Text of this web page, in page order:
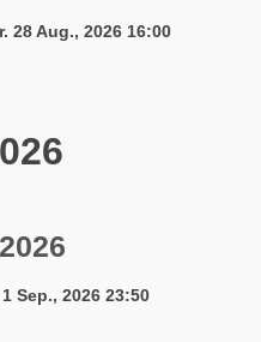
28 Aug., 2026 16:00
Sep., 2026 23:50